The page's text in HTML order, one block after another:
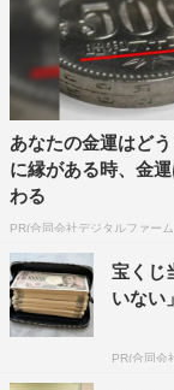
二月の勝者
柳楽優弥
あなたの金運はど
に縁がある時、金
わる
PR(合同会社デジタルファー
宝くじ
いない」
PR(合同会